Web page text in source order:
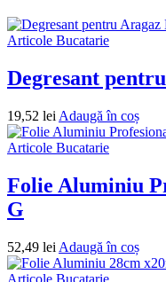
Articole Bucatarie
Degresant
19,52 lei Adaugă în coș
Articole Bucatarie
Folie Aluminiu
G
52,49 lei Adaugă în coș
Articole Bucatarie